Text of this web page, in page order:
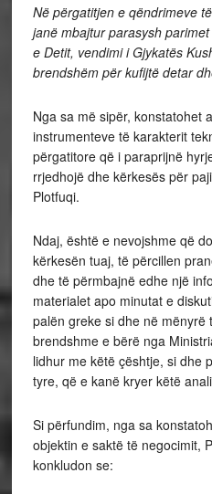
Në përgatitjen e qëndrimeve
janë mbajtur parasysh
e Detit, vendimi i Gjykatës
brendshëm për kufijtë detar
Nga sa më sipër, konstatohet
instrumenteve të karakterit
përgatitore që i paraprijnë
rrjedhojë dhe kërkesës për
Plotfuqi.
Ndaj, është e nevojshme që
kërkesën tuaj, të përcillen
dhe të përmbajnë edhe një
materialet apo minutat e
palën greke si dhe në mënyrë
brendshme e bërë nga
lidhur me këtë çështje, si dhe
tyre, që e kanë kryer këtë
Si përfundim, nga sa
objektin e saktë të negocimit,
konkludon se: